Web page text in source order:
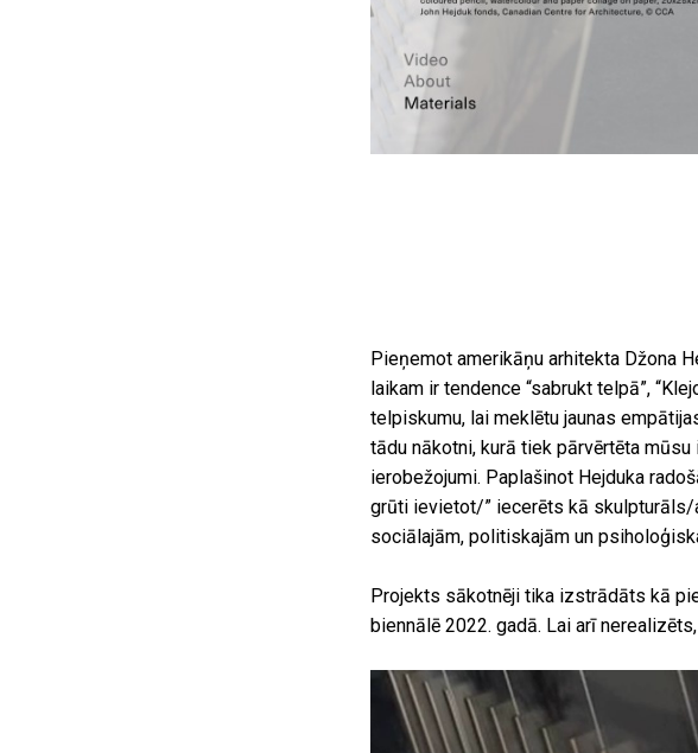
Pieņemot amerikāņu arhitekta Džona
laikam ir tendence “sabrukt telpā”,
telpiskumu, lai meklētu jaunas
tādu nākotni, kurā tiek pārvērtēta
ierobežojumi. Paplašinot Hejduka
grūti ievietot/” iecerēts kā
sociālajām, politiskajām un
Projekts sākotnēji tika izstrādāts kā
biennālē 2022. gadā. Lai arī